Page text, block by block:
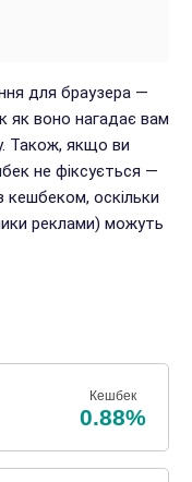
для браузера —
як воно нагадає вам
Також, якщо ви
не фіксується —
кешбеком, оскільки
реклами) можуть
Кешбек
0.88%